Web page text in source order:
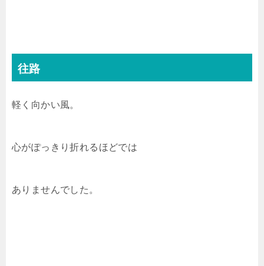
往路
軽く向かい風。
心がぽっきり折れるほどでは
ありませんでした。